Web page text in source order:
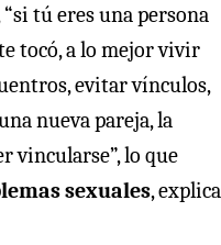
tú eres una persona
tocó, a lo mejor vivir
evitar vínculos,
nueva pareja, la
vincularse”, lo que
sexuales, explica